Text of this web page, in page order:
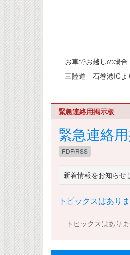
お車でお越しの場合
三陸道 石巻港ICよ
緊急連絡用掲示板
緊急連絡
RDF/RSS
新着情報をお知らせ
トピックスはありま
トピックスはありま